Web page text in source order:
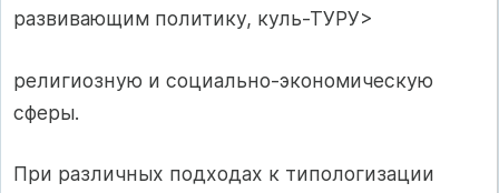
развивающим политику, куль-ТУРУ>
религиозную и социально-экономическую
сферы.
При различных подходах к типологизации